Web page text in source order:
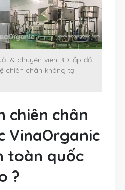
& chuyên viên RD lắp đặt
chiên chân không tại
chiên chân
VinaOrganic
toàn quốc
?